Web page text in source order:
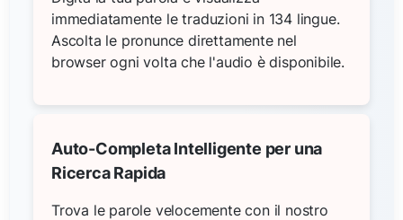
immediatamente le traduzioni in 134 lingue.
Ascolta le pronunce direttamente nel
browser ogni volta che l'audio è disponibile.
Auto-Completa Intelligente per una
Ricerca Rapida
Trova le parole velocemente con il nostro